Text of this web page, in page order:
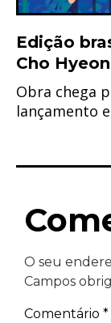
Edição
Cho
Obra chega
lançamento
O seu
Campos
Comentário *